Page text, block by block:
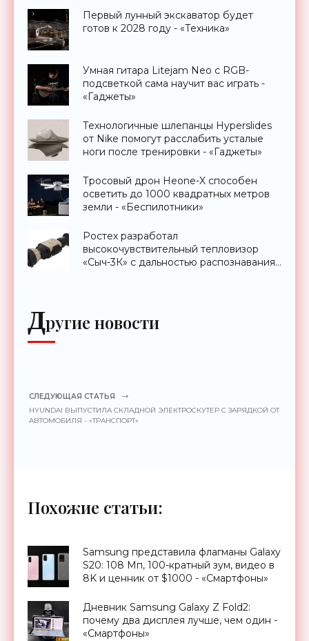
Первый лунный экскаватор будет
готов к 2028 году - «Техника»
Умная гитара Litejam Neo с RGB-
подсветкой сама научит вас играть -
«Гаджеты»
Технологичные шлепанцы Hyperslides
от Nike помогут расслабить усталые
ноги после тренировки - «Гаджеты»
Тросовый дрон Heone-X способен
осветить до 1000 квадратных метров
земли - «Беспилотники»
Ростех разработал
высокочувствительный тепловизор
«Сыч-3К» с дальностью распознавания
Другие новости
СЛЕДУЮЩАЯ СТАТЬЯ
HYUNDAI ВЫПУСТИЛА СКЛАДНОЙ ЭЛЕКТРОСКУТЕР С ЗАРЯДКОЙ ОТ
АВТОМОБИЛЯ - «ТРАНСПОРТ»
Похожие статьи:
Samsung представила флагманы Galaxy
S20: 108 Мп, 100-кратный зум, видео в
8K и ценник от $1000 - «Смартфоны»
Дневник Samsung Galaxy Z Fold2:
почему два дисплея лучше, чем один -
«Смартфоны»